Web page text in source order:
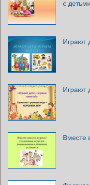
с
Играют
Играют
Вместе